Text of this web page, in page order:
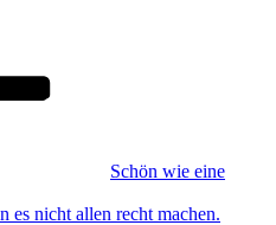
Schön wie eine
es nicht allen recht machen.